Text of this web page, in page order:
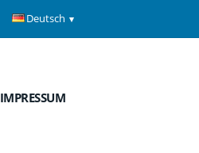
Deutsch
IMPRESSUM